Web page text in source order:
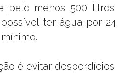
pelo menos 500 litros.
ter água por 24
é evitar desperdícios.